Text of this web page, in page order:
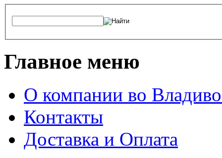
Главное меню
О компании во
Контакты
Доставка и Оплата